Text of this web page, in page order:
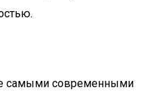
самыми современными